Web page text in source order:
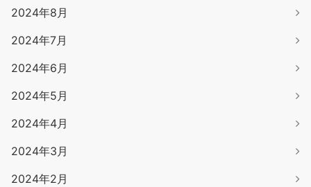
2024年8月
2024年7月
2024年6月
2024年5月
2024年4月
2024年3月
2024年2月